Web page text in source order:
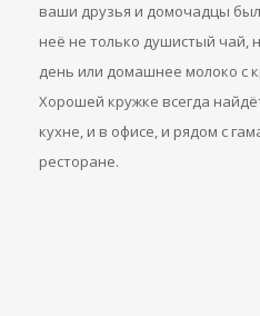
ваши друзья и домочадцы
неё не только душистый чай,
день или домашнее молоко с
Хорошей кружке всегда
кухне, и в офисе, и рядом с
ресторане.